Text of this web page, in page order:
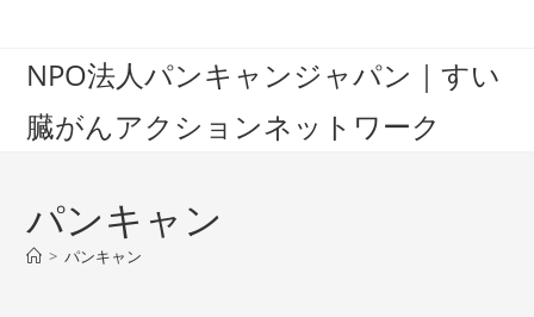
contentNPO法人パンキャンジャパン｜すい
臓がんアクションネットワーク
パンキャン
> パンキャン